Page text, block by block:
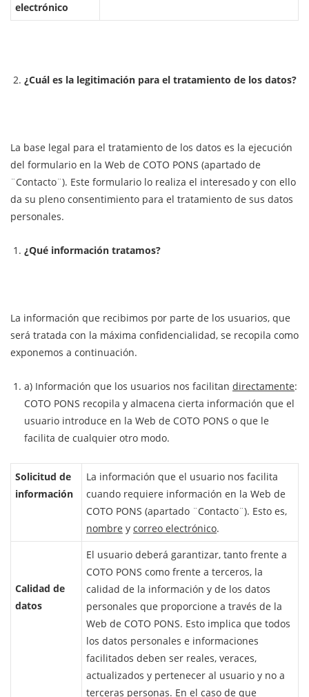
electrónico
¿Cuál es la legitimación para el tratamiento de los datos?
La base legal para el tratamiento de los datos es la ejecución
del formulario en la Web de COTO PONS (apartado de
¨Contacto¨). Este formulario lo realiza el interesado y con ello
da su pleno consentimiento para el tratamiento de sus datos
personales.
¿Qué información tratamos?
La información que recibimos por parte de los usuarios, que
será tratada con la máxima confidencialidad, se recopila como
exponemos a continuación.
a) Información que los usuarios nos facilitan directamente:
COTO PONS recopila y almacena cierta información que el
usuario introduce en la Web de COTO PONS o que le
facilita de cualquier otro modo.
Solicitud de
información
La información que el usuario nos facilita
cuando requiere información en la Web de
COTO PONS (apartado ¨Contacto¨). Esto es,
nombre y correo electrónico.
Calidad de
datos
El usuario deberá garantizar, tanto frente a
COTO PONS como frente a terceros, la
calidad de la información y de los datos
personales que proporcione a través de la
Web de COTO PONS. Esto implica que todos
los datos personales e informaciones
facilitados deben ser reales, veraces,
actualizados y pertenecer al usuario y no a
terceras personas. En el caso de que